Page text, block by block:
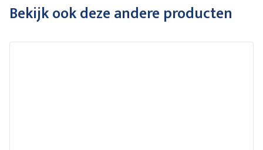
Bekijk ook deze andere producten